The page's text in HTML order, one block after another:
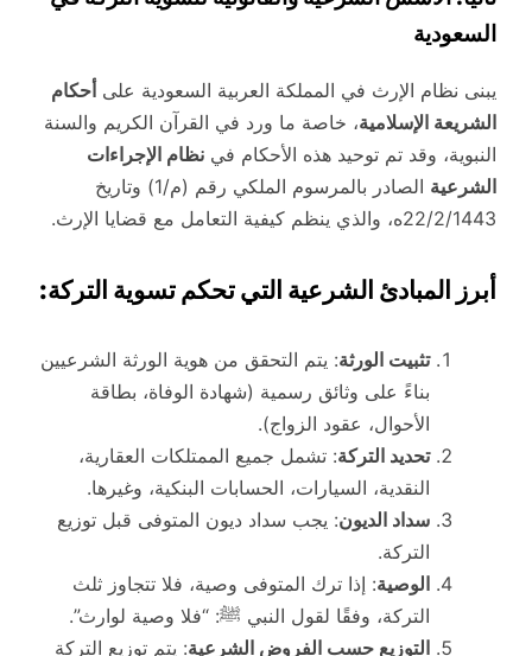
السعودية
يبنى نظام الإرث في المملكة العربية السعودية علىأحكام
الشريعة الإسلامية، خاصة ما ورد في القرآن الكريم والسنة
النبوية، وقد تم توحيد هذه الأحكام في نظام الإجراءات
الشرعية
الصادر بالمرسوم الملكي رقم (م/1) وتاريخ
22/2/1443ه، والذي ينظم كيفية التعامل مع قضايا الإرث.
أبرز المبادئ الشرعية التي تحكم تسوية التركة:
تثبيت الورثة: يتم التحقق من هوية الورثة الشرعيين
بناءً على وثائق رسمية (شهادة الوفاة، بطاقة
الأحوال، عقود الزواج).
تحديد التركة: تشمل جميع الممتلكات العقارية،
النقدية، السيارات، الحسابات البنكية، وغيرها.
سداد الديون: يجب سداد ديون المتوفى قبل توزيع
التركة.
الوصية: إذا ترك المتوفى وصية، فلا تتجاوز ثلث
التركة، وفقًا لقول النبي ﷺ: “فلا وصية لوارث”.
التوزيع حسب الفروض الشرعية: يتم توزيع التركة